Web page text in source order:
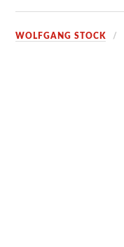
WOLFGANG STOCK